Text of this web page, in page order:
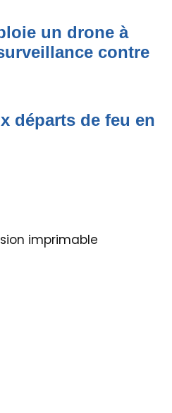
un drone à
contre
départs de feu en
imprimable